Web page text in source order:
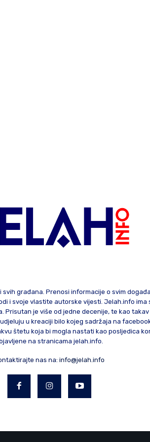
građana. Prenosi informacije o svim
i svoje vlastite autorske vijesti. Jelah.info ima
Prisutan je više od jedne decenije, te kao
u kreaciji bilo kojeg sadržaja na
štetu koja bi mogla nastati kao posljedica
na stranicama jelah.info.
nas na: info@jelah.info